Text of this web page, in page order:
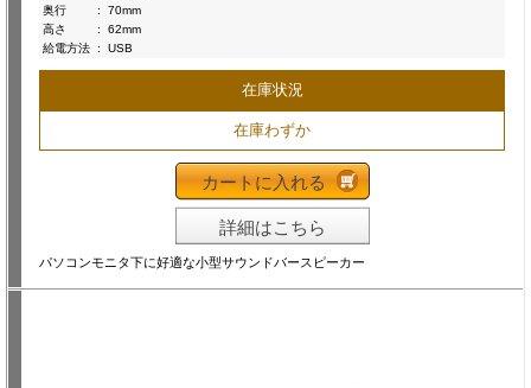
奥行
:
70mm
高さ
:
62mm
給電方法 : USB
在庫状況
在庫わずか
カートに入れる
詳細はこちら
パソコンモニタ下に好適な小型サウンドバースピーカー